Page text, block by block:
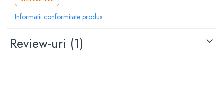
Informatii conformitate produs
Review-uri (1)